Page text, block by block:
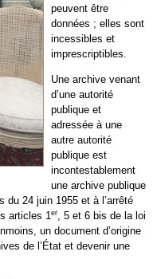
peuvent être
données ; elles sont
incessibles et
imprescriptibles.
Une archive venant
d’une autorité
publique et
adressée à une
autre autorité
publique est
incontestablement
une archive publique
24 juin 1955 et à l’arrêté
articles 1 er, 5 et 6 bis de la loi
un document d’origine
de l’État et devenir une